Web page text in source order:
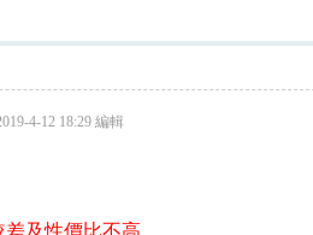
4-12 18:29 編輯
及性價比不高,